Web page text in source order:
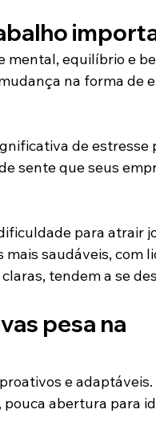
mental, equilíbrio e
na forma de
de estresse
sente que seus
para atrair
saudáveis, com
tendem a se
pesa na
e adaptáveis.
abertura para